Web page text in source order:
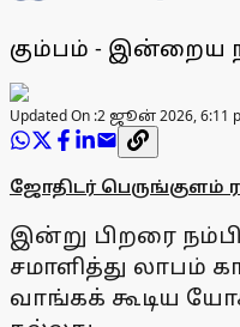
கும்பம் - இன்றைய
Updated On :2 ஜூன் 2026, 6:11
ஜோதிடர்
இன்று பிறரை
சமாளித்து லாபம்
வாங்கக் கூடிய